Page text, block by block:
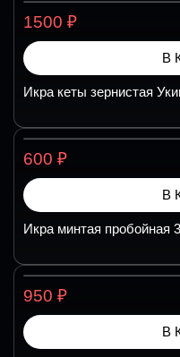
1500 ₽
В
Икра кеты зернистая
600 ₽
В
Икра минтая пробойная
950 ₽
В